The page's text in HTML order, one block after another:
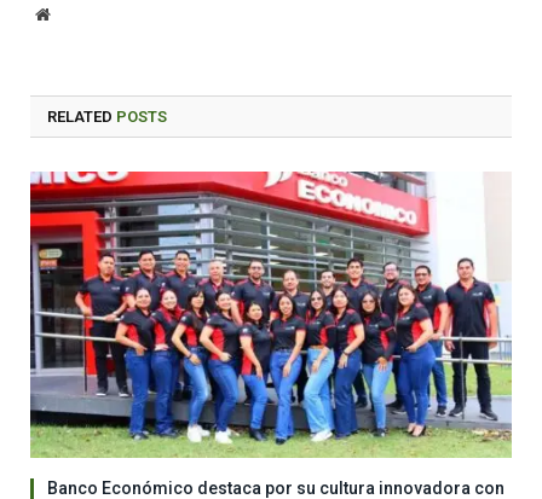
Website
RELATED POSTS
Banco Económico destaca por su cultura innovadora con